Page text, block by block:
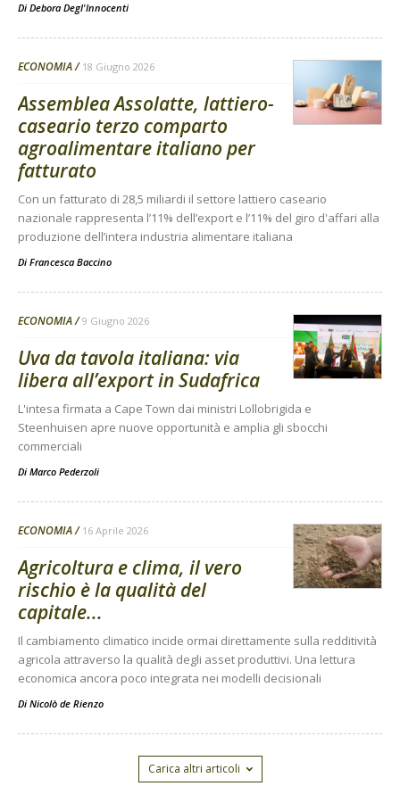
Di Debora Degl'Innocenti
ECONOMIA 18 Giugno 2026
Assemblea Assolatte, lattiero-
caseario terzo comparto
agroalimentare italiano per
fatturato
Con un fatturato di 28,5 miliardi il settore lattiero caseario
nazionale rappresenta l’11% dell’export e l’11% del giro d'affari alla
produzione dell’intera industria alimentare italiana
Di Francesca Baccino
ECONOMIA 9 Giugno 2026
Uva da tavola italiana: via
libera all’export in Sudafrica
L'intesa firmata a Cape Town dai ministri Lollobrigida e
Steenhuisen apre nuove opportunità e amplia gli sbocchi
commerciali
Di Marco Pederzoli
ECONOMIA 16 Aprile 2026
Agricoltura e clima, il vero
rischio è la qualità del
capitale...
Il cambiamento climatico incide ormai direttamente sulla redditività
agricola attraverso la qualità degli asset produttivi. Una lettura
economica ancora poco integrata nei modelli decisionali
Di Nicolò de Rienzo
Carica altri articoli